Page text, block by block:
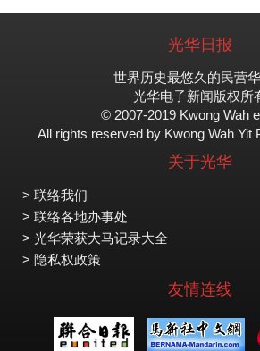
光华日报
世界历史最悠久的民营
光华电子新闻版权所
© 2007-2019 Kwong Wah
All rights reserved by Kwong Wah Yit
关于光华
> 联络我们
> 联络各地办事处
> 光华荣获大马记录大全
> 隐私权政策
友情连线